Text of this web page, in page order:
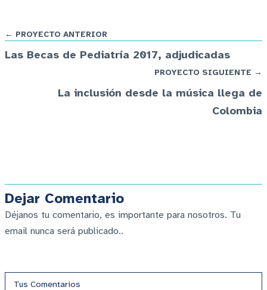
← PROYECTO ANTERIOR
Las Becas de Pediatría 2017, adjudicadas
PROYECTO SIGUIENTE →
La inclusión desde la música llega de
Colombia
Dejar Comentario
Déjanos tu comentario, es importante para nosotros. Tu
email nunca será publicado..